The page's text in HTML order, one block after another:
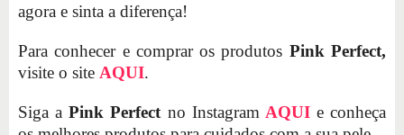
agora e sinta a diferença!
Para conhecer e comprar os produtos Pink Perfect,
visite o site AQUI.
Siga aPink Perfect no Instagram AQUIe conheça